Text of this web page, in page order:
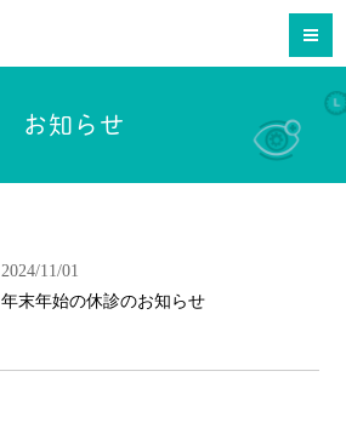
お知らせ
2024/11/01
年末年始の休診のお知らせ